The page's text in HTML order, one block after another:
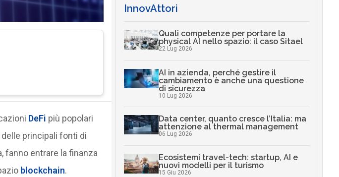
DeFi più popolari
delle principali fonti di
fanno entrare la finanza
blockchain.
InnovAttori
Quali competenze per portare la
physical AI nello spazio: il caso Sitael
22 Lug 2026
AI in azienda, perché gestire il
cambiamento è anche una questione
di sicurezza
10 Lug 2026
Data center, quanto cresce l’Italia: ma
attenzione al thermal management
06 Lug 2026
Ecosistemi travel-tech: startup, AI e
nuovi modelli per il turismo
15 Giu 2026